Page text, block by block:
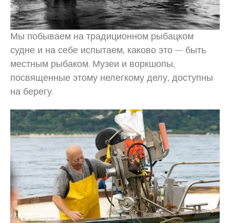
Мы побываем на традиционном рыбацком
судне и на себе испытаем, каково это – быть
местным рыбаком. Музеи и воркшопы,
посвященные этому нелегкому делу, доступны
на берегу.